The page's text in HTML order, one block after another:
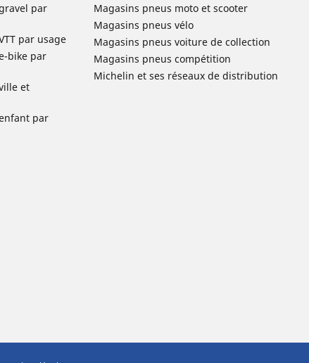
par
par usage
bike par
et
par
Magasins pneus moto et scooter
Magasins pneus vélo
Magasins pneus voiture de collection
Magasins pneus compétition
Michelin et ses réseaux de distribution